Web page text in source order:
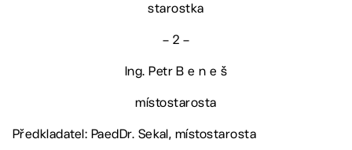
starostka
– 2 –
Ing. Petr B e n e š
místostarosta
Předkladatel: PaedDr. Sekal, místostarosta